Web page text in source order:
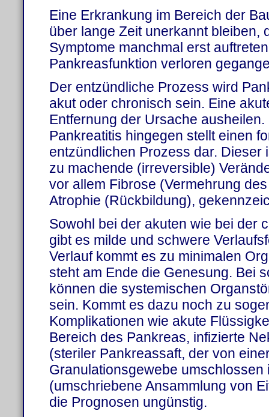
Eine Erkrankung im Bereich der
über lange Zeit unerkannt bleiben,
Symptome manchmal erst
Pankreasfunktion verloren
Der entzündliche Prozess wird
akut oder chronisch sein. Eine
Entfernung der Ursache
Pankreatitis hingegen stellt einen
entzündlichen Prozess dar. Dieser
zu machende (irreversible)
vor allem Fibrose (Vermehrung
Atrophie (Rückbildung),
Sowohl bei der akuten wie bei der
gibt es milde und schwere
Verlauf kommt es zu minimalen
steht am Ende die Genesung. Bei
können die systemischen
sein. Kommt es dazu noch zu
Komplikationen wie akute
Bereich des Pankreas, infizierte
(steriler Pankreassaft, der von
Granulationsgewebe umschlossen
(umschriebene Ansammlung von
die Prognosen ungünstig.